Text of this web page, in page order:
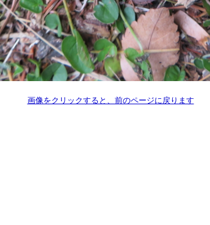
画像をクリックすると、前のページに戻ります